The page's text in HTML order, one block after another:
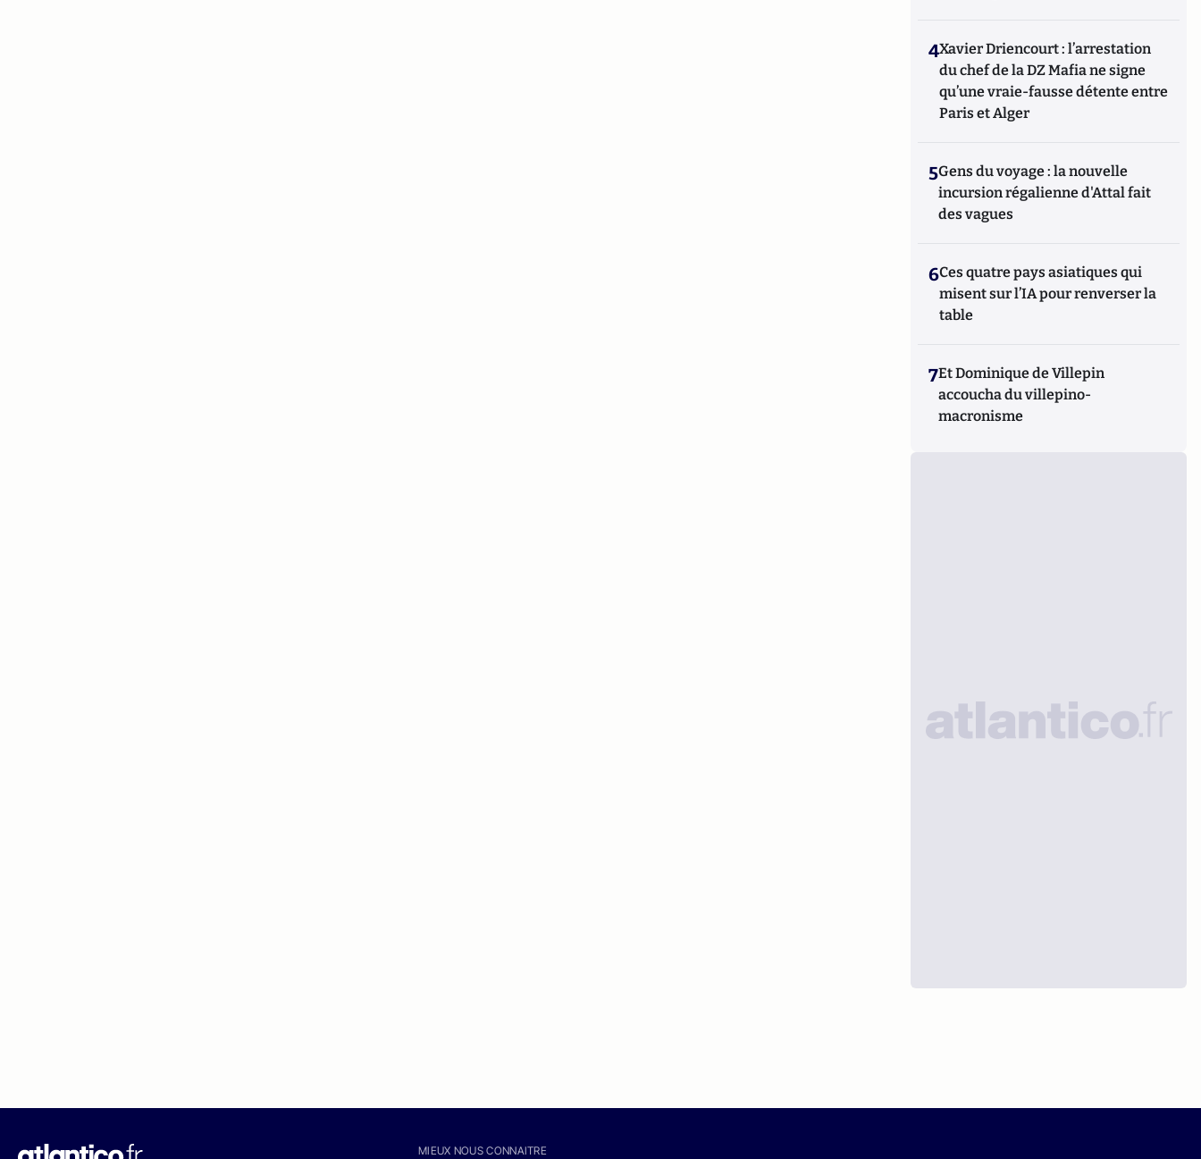
4Xavier Driencourt : l’arrestation
du chef de la DZ Mafia ne signe
qu’une vraie-fausse détente entre
Paris et Alger
5Gens du voyage : la nouvelle
incursion régalienne d'Attal fait
des vagues
6Ces quatre pays asiatiques qui
misent sur l’IA pour renverser la
table
7Et Dominique de Villepin
accoucha du villepino-
macronisme
MIEUX NOUS CONNAITRE